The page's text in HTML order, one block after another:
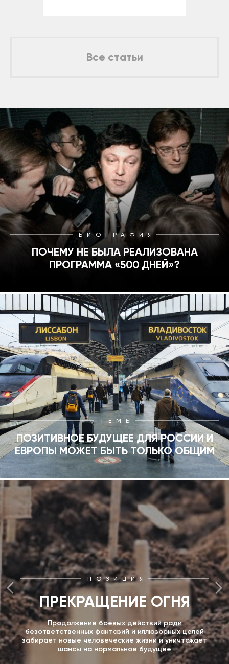
Все статьи
БИОГРАФИЯ
ПОЧЕМУ НЕ БЫЛА РЕАЛИЗОВАНА
ПРОГРАММА «500 ДНЕЙ»?
ТЕМЫ
ПОЗИТИВНОЕ БУДУЩЕЕ ДЛЯ РОССИИ И
ЕВРОПЫ МОЖЕТ БЫТЬ ТОЛЬКО ОБЩИМ
ПОЗИЦИЯ
ПРЕКРАЩЕНИЕ ОГНЯ
Продолжение боевых действий ради
безответственных фантазий и иллюзорных целей
забирает новые человеческие жизни и уничтожает
шансы на нормальное будущее